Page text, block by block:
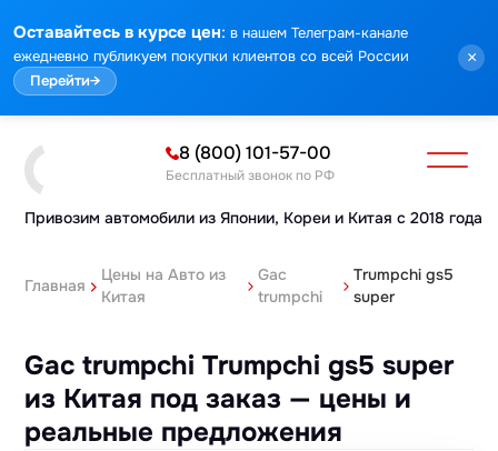
Оставайтесь в курсе цен: в нашем Телеграм-канале
ежедневно публикуем покупки клиентов со всей России
Перейти→
×
Привозим автомобили из Японии, Кореи и Китая с 2018 года
8 (800) 101-57-00
Бесплатный звонок по РФ
Главная
Цены на Авто из
Китая
Gac
trumpchi
Trumpchi gs5
super
Gac trumpchi Trumpchi gs5 super
из Китая под заказ — цены и
реальные предложения